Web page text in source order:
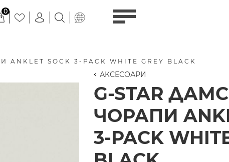
0
SOCK 3-PACK WHITE GREY BLACK
АКСЕСОАРИ
G-STAR
ЧОРАПИ
3-PACK